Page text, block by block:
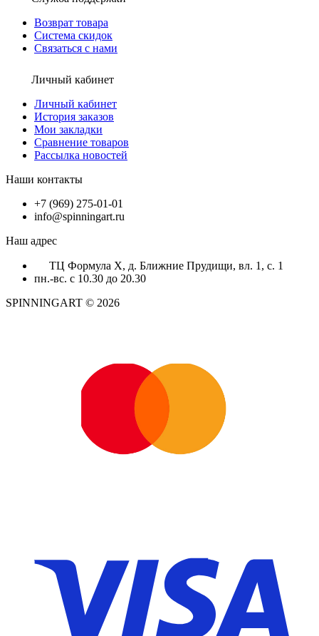
Возврат товара
Система скидок
Связаться с нами
Личный кабинет
Личный кабинет
История заказов
Мои закладки
Сравнение товаров
Рассылка новостей
Наши контакты
+7 (969) 275-01-01
info@spinningart.ru
Наш адрес
ТЦ Формула X, д. Ближние Прудищи, вл. 1, с. 1
пн.-вс. с 10.30 до 20.30
SPINNINGART © 2026